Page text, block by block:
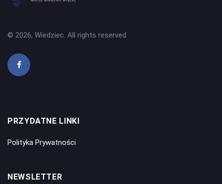
© 2026, Wiedziec. All rights reserved
PRZYDATNE LINKI
Polityka Prywatności
NEWSLETTER